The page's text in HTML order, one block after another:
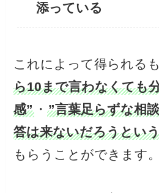
添っている
これによって得られる
ら10まで言わなくても
感” ・”言葉足らずな相
答は来ないだろうとい
もらうことができます。